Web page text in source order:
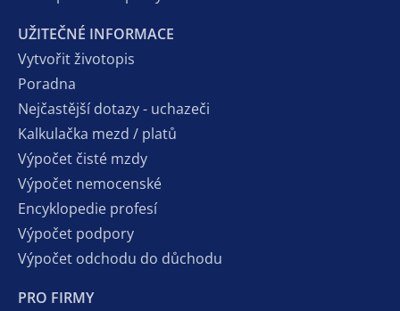
UŽITEČNÉ INFORMACE
Vytvořit životopis
Poradna
Nejčastější dotazy - uchazeči
Kalkulačka mezd / platů
Výpočet čisté mzdy
Výpočet nemocenské
Encyklopedie profesí
Výpočet podpory
Výpočet odchodu do důchodu
PRO FIRMY